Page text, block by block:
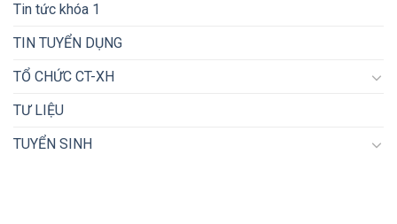
Tin tức khóa 1
TIN TUYỂN DỤNG
TỔ CHỨC CT-XH
TƯ LIỆU
TUYỂN SINH